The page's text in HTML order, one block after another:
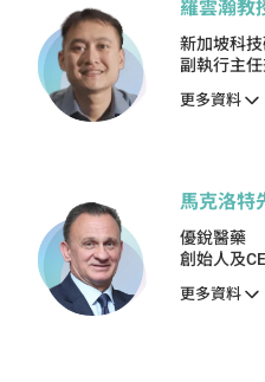
羅雲瀚教
新加坡科
副執行主
更多資料
馬克洛特
優銳醫藥
創始人及
更多資料